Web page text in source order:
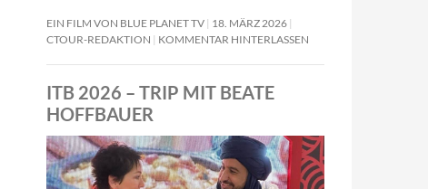
EIN FILM VON BLUE PLANET TV 18. MÄRZ 2026
CTOUR-REDAKTION
KOMMENTAR HINTERLASSEN
ITB 2026 – TRIP MIT BEATE
HOFFBAUER